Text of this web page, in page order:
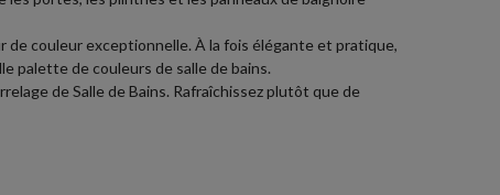
couleur exceptionnelle. À la fois élégante et pratique,
palette de couleurs de salle de bains.
de Salle de Bains. Rafraîchissez plutôt que de